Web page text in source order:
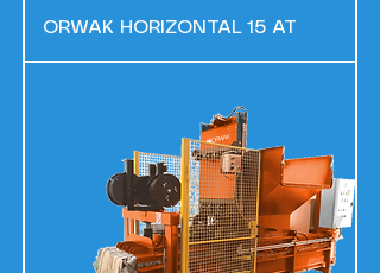
ORWAK HORIZONTAL 15 AT